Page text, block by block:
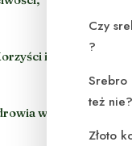
Czy
?
też
Złoto
i
w Twoim